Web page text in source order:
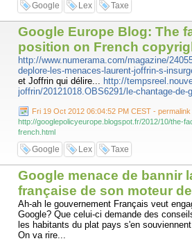
Google Lex Taxe
Google Europe Blog: The
position on French
http://www.numerama.com/magazine/
deplore-les-menaces-laurent-joffrin-s-
et Joffrin qui délire... http://
joffrin/20121018.OBS6291/le-chantage-de-
Fri 19 Oct 2012 06:04:52 PM CEST - permalink
http://googlepolicyeurope.blogspot.fr/2012/10/the-
french.html
Google Lex Taxe
Google menace de bannir
française de son moteur
Ah-ah le gouvernement Français veut
Google? Que celui-ci demande des
les habitants du plat pays s'en
On va rire...